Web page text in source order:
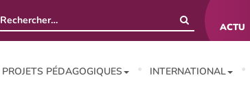
Rechercher :
ACTU
PROJETS PÉDAGOGIQUES INTERNATIONAL